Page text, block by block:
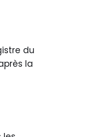
du
la